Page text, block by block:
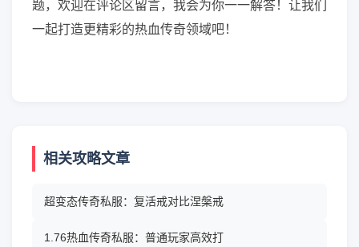
题，欢迎在评论区留言，我会为你一一解答！让我们
一起打造更精彩的热血传奇领域吧！
相关攻略文章
超变态传奇私服：复活戒对比涅槃戒
1.76热血传奇私服：普通玩家高效打